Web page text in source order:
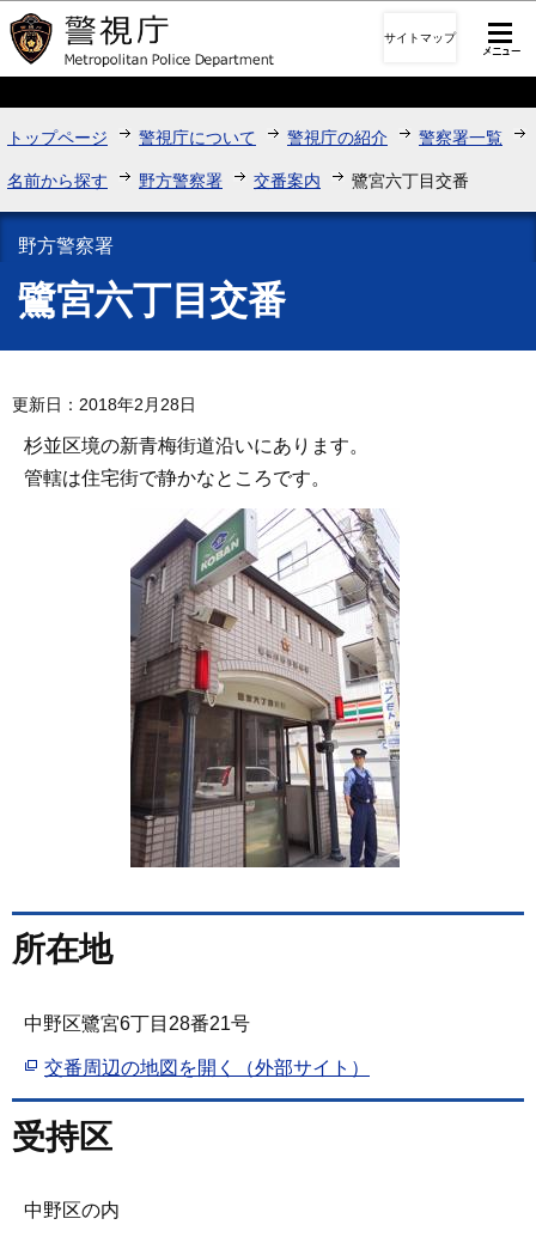
このページの本文へ移動
サイトマップ
トップページ 警視庁について 警視庁の紹介 警察署一覧
名前から探す 野方警察署 交番案内 鷺宮六丁目交番
野方警察署
鷺宮六丁目交番
更新日：2018年2月28日
杉並区境の新青梅街道沿いにあります。
管轄は住宅街で静かなところです。
所在地
中野区鷺宮6丁目28番21号
交番周辺の地図を開く（外部サイト）
受持区
中野区の内